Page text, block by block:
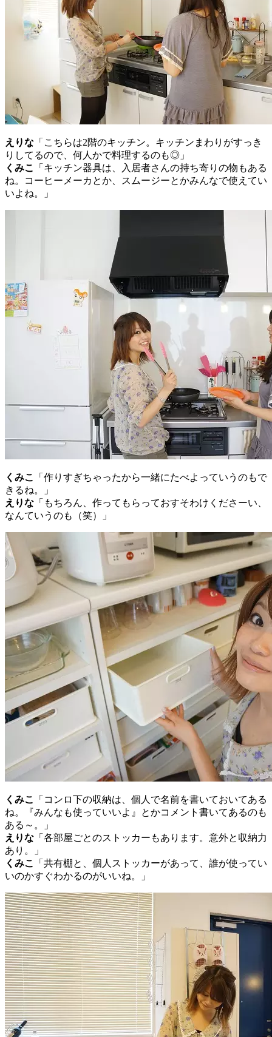
えりな 「こちらは2階のキッチン。キッチンまわりがすっき
りしてるので、何人かで料理するのも◎」
くみこ
「キッチン器具は、入居者さんの持ち寄りの物もある
ね。コーヒーメーカとか、スムージーとかみんなで使えてい
いよね。」
くみこ
「作りすぎちゃったから一緒にたべよっていうのもで
きるね。」
えりな 「もちろん、作ってもらっておすそわけくださーい、
なんていうのも（笑）」
くみこ
「コンロ下の収納は、個人で名前を書いておいてある
ね。『みんなも使っていいよ』とかコメント書いてあるのも
ある～。」
えりな 「各部屋ごとのストッカーもあります。意外と収納力
あり。」
くみこ
「共有棚と、個人ストッカーがあって、誰が使ってい
いのかすぐわかるのがいいね。」